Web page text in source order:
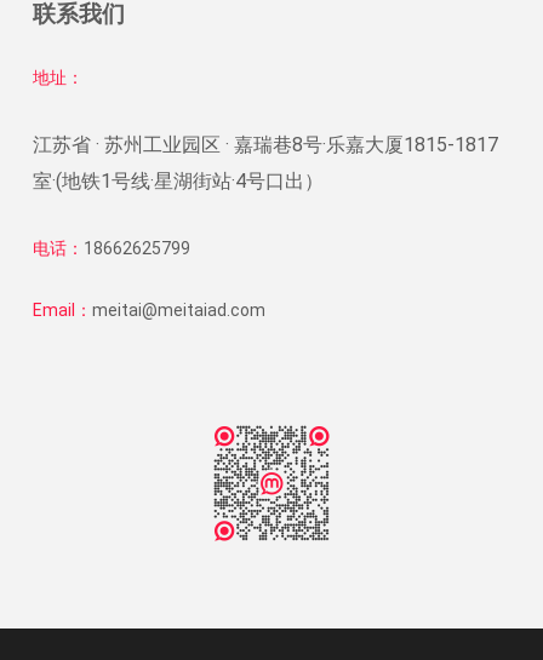
联系我们
地址：
江苏省 · 苏州工业园区 · 嘉瑞巷8号·乐嘉大厦1815-1817
室·(地铁1号线·星湖街站·4号口出）
电话： 18662625799
Email： meitai@meitaiad.com